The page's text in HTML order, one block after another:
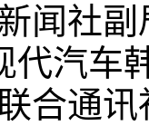
闻社副
车韩
合通讯